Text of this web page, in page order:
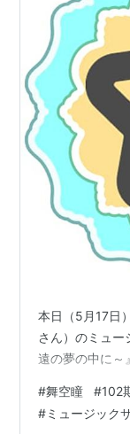
本日（5月17日
さん）のミュ
遠の夢の中に～
#舞空瞳 #102
#ミュージック